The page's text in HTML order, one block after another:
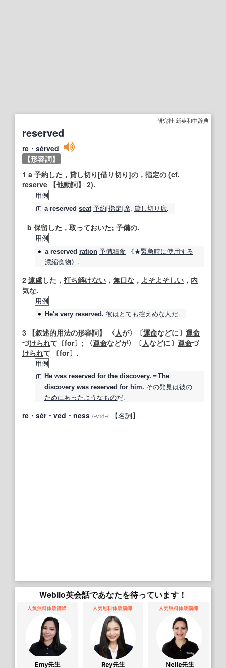
研究社 新英和中辞典
reserved
re・sérved
【形容詞】
1 a 予約した ， 貸し切り [借り切り]の， 指定の (cf.
reserve 【他動詞】 2).
用例
a reserved seat 予約[指定]席, 貸し切り 席.
b 保留 した， 取っておいた; 予備の.
用例
a reserved ration 予備糧食 《★緊急時に使用する
濃縮食物》.
2 遠慮した， 打ち解けない ， 無口な ， よそよそしい ， 内
気な.
用例
He's very reserved. 彼はとても控えめな人だ.
3 【叙述的用法の形容詞】 〈人が〉〔運命などに〕 運命
づけられて〔for〕; 〈運命などが〉〔人などに〕 運命づ
けられて 〔for〕.
用例
He was reserved for the discovery.＝The
discovery was reserved for him. その発見は彼の
ためにあったようなものだ.
re・sér・ved・ ness /‐vɪd‐/ 【名詞】
Weblio英会話であなたを待っています！